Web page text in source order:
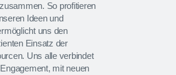
So profitieren
Ideen und
uns den
Einsatz der
Uns alle verbindet
mit neuen